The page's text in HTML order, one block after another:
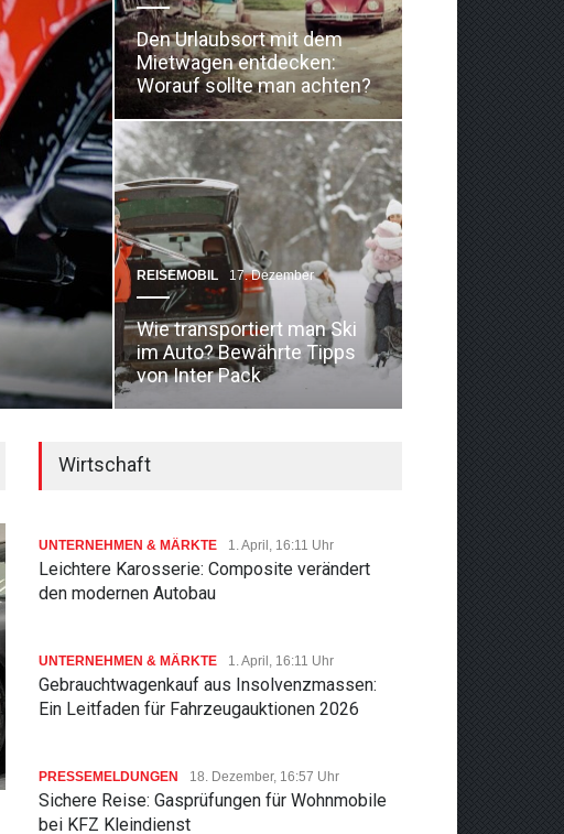
Den Urlaubsort mit dem
Mietwagen entdecken:
Worauf sollte man achten?
REISEMOBIL 17. Dezember
Wie transportiert man Ski
im Auto? Bewährte Tipps
von Inter Pack
Wirtschaft
UNTERNEHMEN & MÄRKTE 1. April, 16:11 Uhr
Leichtere Karosserie: Composite verändert
den modernen Autobau
UNTERNEHMEN & MÄRKTE 1. April, 16:11 Uhr
Gebrauchtwagenkauf aus Insolvenzmassen:
Ein Leitfaden für Fahrzeugauktionen 2026
PRESSEMELDUNGEN 18. Dezember, 16:57 Uhr
Sichere Reise: Gasprüfungen für Wohnmobile
bei KFZ Kleindienst